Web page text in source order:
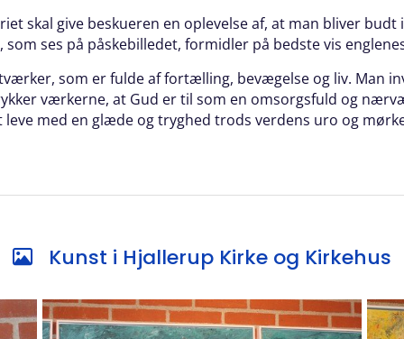
skal give beskueren en oplevelse af, at man bliver
ses på påskebilledet, formidler på bedste vis
som er fulde af fortælling, bevægelse og liv. Man
værkerne, at Gud er til som en omsorgsfuld og
leve med en glæde og tryghed trods verdens uro og
 Kunst i Hjallerup Kirke og Kirkehus